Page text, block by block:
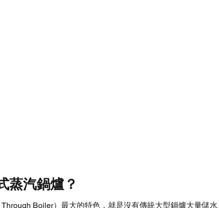
汽鍋爐？
Boiler）最大的特色，就是沒有傳統大型鍋爐大量儲